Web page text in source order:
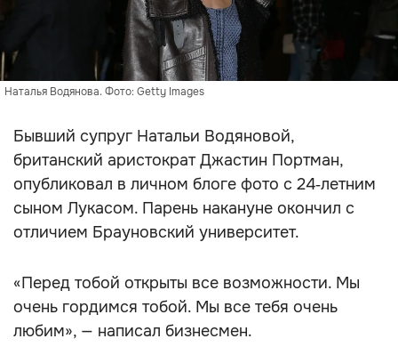
Наталья Водянова. Фото: Getty Images
Бывший супруг Натальи Водяновой,
британский аристократ Джастин Портман,
опубликовал в личном блоге фото с 24‑летним
сыном Лукасом. Парень накануне окончил с
отличием Брауновский университет.
«Перед тобой открыты все возможности. Мы
очень гордимся тобой. Мы все тебя очень
любим», — написал бизнесмен.